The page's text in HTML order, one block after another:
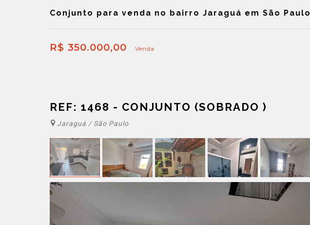
Conjunto para venda no bairro Jaraguá em São Paulo
R$ 350.000,00 Venda
REF: 1468 - CONJUNTO (SOBRADO )
Jaraguá / São Paulo